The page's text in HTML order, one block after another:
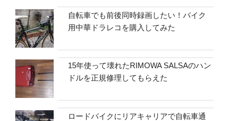
自転車でも前後同時録画したい！バイク
用中華ドラレコを購入してみた
15年使って壊れたRIMOWA SALSAのハン
ドルを正規修理してもらえた
ロードバイクにリアキャリアで自転車通